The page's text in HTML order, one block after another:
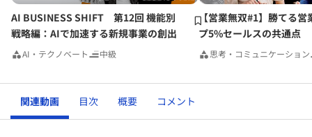
AI BUSINESS SHIFT 第12回 機能別
戦略編：AIで加速する新規事業の創出
AI・テクノベート 中級
【営業無双#1】勝てる営
プ5%セールスの共通点
思考・コミュニケーション
関連動画 目次 概要 コメント